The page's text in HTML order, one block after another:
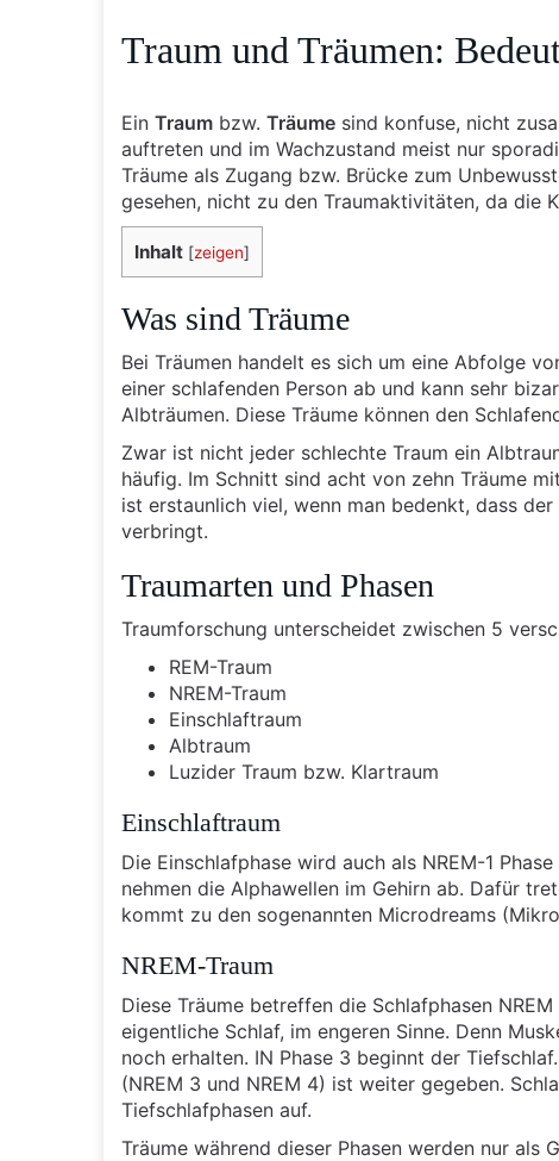
Traum und Träumen:
Ein Traum bzw. Träume sind konfuse, nicht
auftreten und im Wachzustand meist nur
Träume als Zugang bzw. Brücke zum
gesehen, nicht zu den Traumaktivitäten, da die
Inhalt [zeigen]
Was sind Träume
Bei Träumen handelt es sich um eine Abfolge
einer schlafenden Person ab und kann sehr
Albträumen. Diese Träume können den
Zwar ist nicht jeder schlechte Traum ein
häufig. Im Schnitt sind acht von zehn Träume
ist erstaunlich viel, wenn man bedenkt, dass
verbringt.
Traumarten und Phasen
Traumforschung unterscheidet zwischen 5
REM-Traum
NREM-Traum
Einschlaftraum
Albtraum
Luzider Traum bzw. Klartraum
Einschlaftraum
Die Einschlafphase wird auch als NREM-1
nehmen die Alphawellen im Gehirn ab. Dafür
kommt zu den sogenannten Microdreams
NREM-Traum
Diese Träume betreffen die Schlafphasen
eigentliche Schlaf, im engeren Sinne. Denn
noch erhalten. IN Phase 3 beginnt der
(NREM 3 und NREM 4) ist weiter gegeben.
Tiefschlafphasen auf.
Träume während dieser Phasen werden nur als